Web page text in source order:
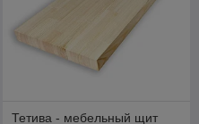
Тетива - мебельный щит